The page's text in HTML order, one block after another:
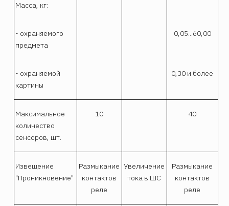
Масса, кг:
- охраняемого
предмета
0,05...60,00
- охраняемой
картины
0,30 и более
Максимальное
количество
сенсоров, шт.
10 40
Извещение
"Проникновение"
Размыкание
контактов
реле
Увеличение
тока в ШС
Размыкание
контактов
реле